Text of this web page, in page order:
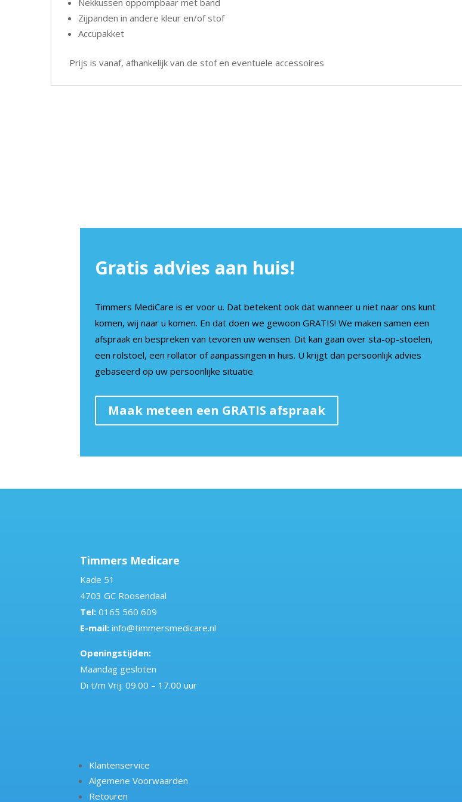
Zijpanden in andere kleur en/of stof
Accupakket
Prijs is vanaf, afhankelijk van de stof en eventuele accessoires
Gratis advies aan huis!
Timmers MediCare is er voor u. Dat betekent ook dat wanneer u niet naar ons kunt
komen, wij naar u komen. En dat doen we gewoon GRATIS! We maken samen een
afspraak en bespreken van tevoren uw wensen. Dit kan gaan over sta-op-stoelen,
een rolstoel, een rollator of aanpassingen in huis. U krijgt dan persoonlijk advies
gebaseerd op uw persoonlijke situatie.
Maak meteen een GRATIS afspraak
Timmers Medicare
Kade 51
4703 GC Roosendaal
Tel: 0165 560 609
E-mail: info@timmersmedicare.nl
Openingstijden:
Maandag gesloten
Di t/m Vrij: 09.00 – 17.00 uur
Klantenservice
Algemene Voorwaarden
Retouren